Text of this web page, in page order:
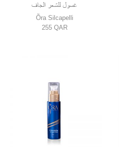
غسول للشعر الجاف
Õra Silcapelli
255 QAR